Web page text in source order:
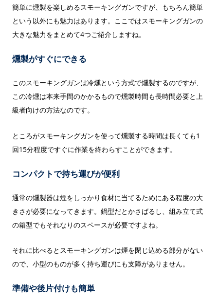
簡単に燻製を楽しめるスモーキングガンですが、もちろん簡単
という以外にも魅力はあります。ここではスモーキングガンの
大きな魅力をまとめて4つご紹介しますね。
燻製がすぐにできる
このスモーキングガンは冷燻という方式で燻製するのですが、
この冷燻は本来手間のかかるもので燻製時間も長時間必要と上
級者向けの方法なのです。
ところがスモーキングガンを使って燻製する時間は長くても1
回15分程度ですぐに作業を終わらすことができます。
コンパクトで持ち運びが便利
通常の燻製器は煙をしっかり食材に当てるためにある程度の大
きさが必要になってきます。鍋型だとかさばるし、組み立て式
の箱型でもそれなりのスペースが必要ですよね。
それに比べるとスモーキングガンは煙を閉じ込める部分がない
ので、小型のものが多く持ち運びにも支障がありません。
準備や後片付けも簡単